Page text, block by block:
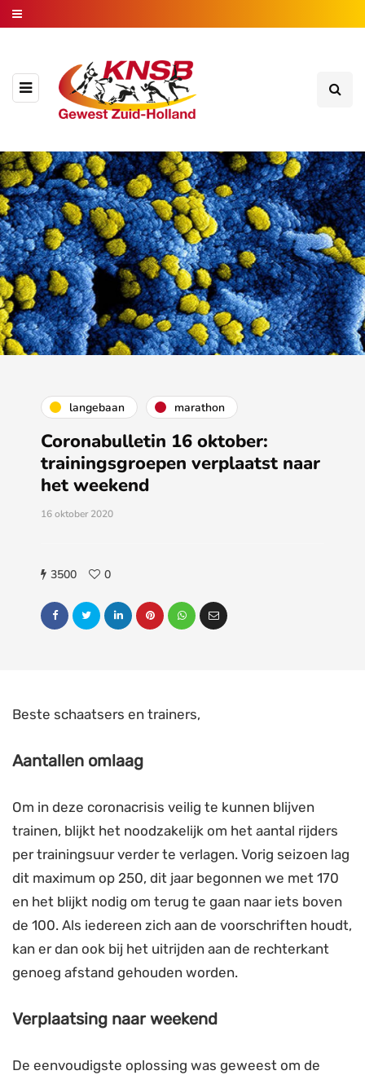
langebaan marathon
Coronabulletin 16 oktober:
trainingsgroepen verplaatst naar
het weekend
16 oktober 2020
3500 0
Beste schaatsers en trainers,
Aantallen omlaag
Om in deze coronacrisis veilig te kunnen blijven
trainen, blijkt het noodzakelijk om het aantal rijders
per trainingsuur verder te verlagen. Vorig seizoen lag
dit maximum op 250, dit jaar begonnen we met 170
en het blijkt nodig om terug te gaan naar iets boven
de 100. Als iedereen zich aan de voorschriften houdt,
kan er dan ook bij het uitrijden aan de rechterkant
genoeg afstand gehouden worden.
Verplaatsing naar weekend
De eenvoudigste oplossing was geweest om de